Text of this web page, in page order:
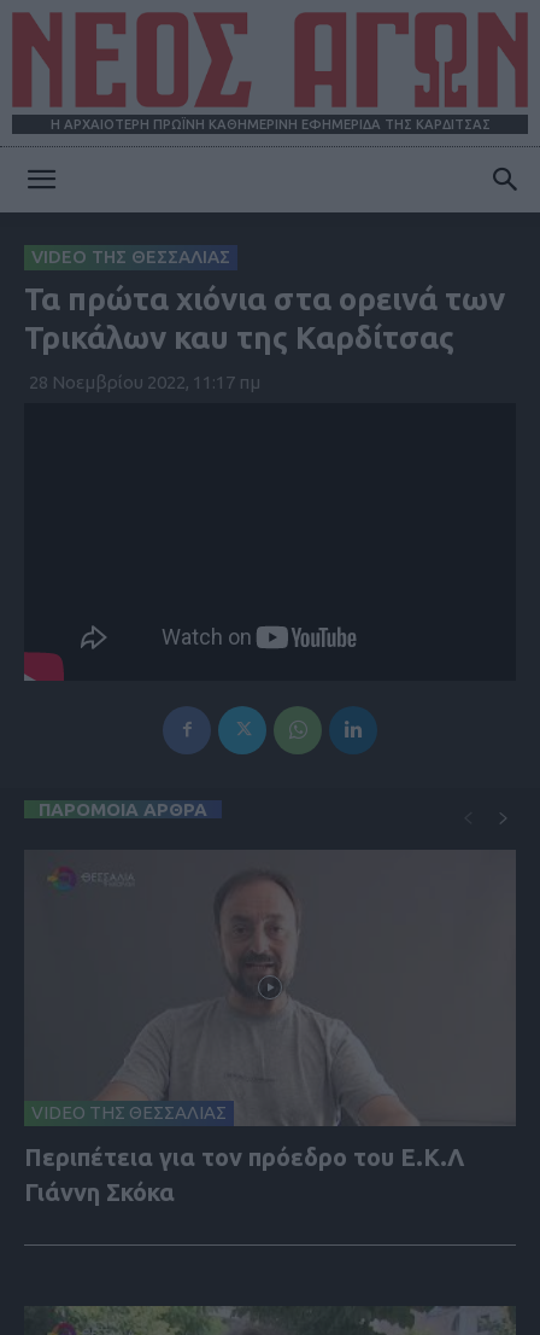
Η ΑΡΧΑΙΟΤΕΡΗ ΠΡΩΪΝΗ ΚΑΘΗΜΕΡΙΝΗ ΕΦΗΜΕΡΙΔΑ ΤΗΣ ΚΑΡΔΙΤΣΑΣ
ΑΓΩΝ
VIDEO ΤΗΣ ΘΕΣΣΑΛΙΑΣ
Τα πρώτα χιόνια στα ορεινά των
Τρικάλων καυ της Καρδίτσας
28 Νοεμβρίου 2022, 11:17 πμ
ΠΑΡΟΜΟΙΑ ΑΡΘΡΑ
VIDEO ΤΗΣ ΘΕΣΣΑΛΙΑΣ
Περιπέτεια για τον πρόεδρο του Ε.Κ.Λ
Γιάννη Σκόκα